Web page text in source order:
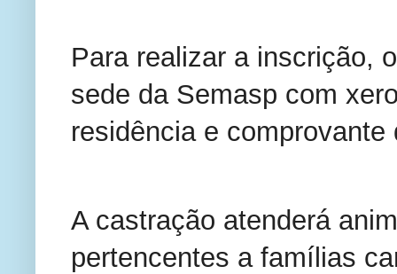
Para realizar a inscrição,
sede da Semasp com
residência e comprovante
A castração atenderá
pertencentes a famílias